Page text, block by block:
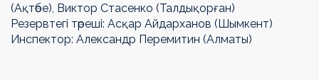
(Ақтөбе), Виктор Стасенко (Талдықорған)
Резервтегі төреші: Асқар Айдарханов (Шымкент)
Инспектор: Александр Перемитин (Алматы)